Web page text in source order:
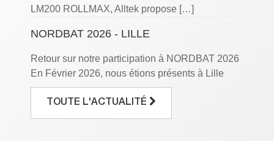
LM200 ROLLMAX, Alltek propose […]
NORDBAT 2026 - LILLE
Retour sur notre participation à NORDBAT 2026
En Février 2026, nous étions présents à Lille
Grand Palais à l’occasion du salon NORDBAT,
le rendez-vous incontournable des
professionnels du bâtiment. Pendant trois jours,
TOUTE L'ACTUALITÉ